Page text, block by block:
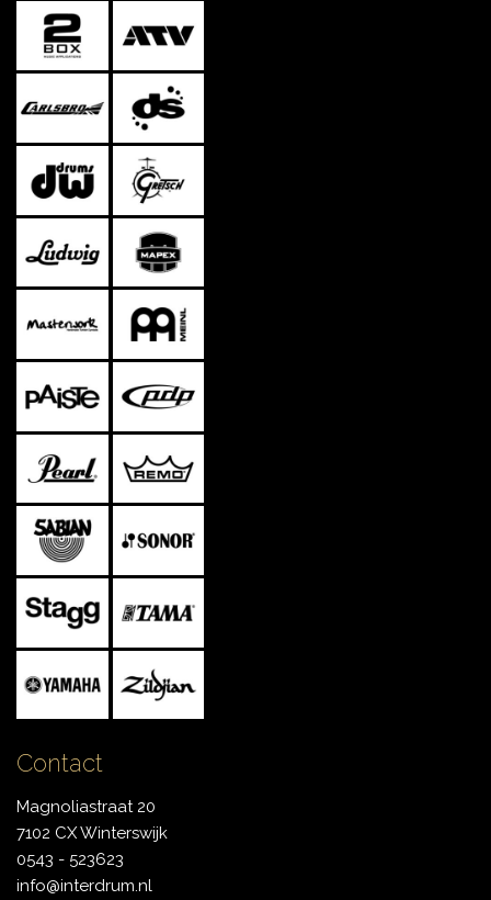
Contact
Magnoliastraat 20
7102 CX Winterswijk
0543 - 523623
info@interdrum.nl